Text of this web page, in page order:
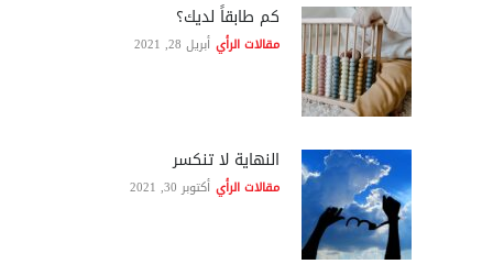
كم طابقاً لديك؟
مقالات الرأي أبريل 28, 2021
النهاية لا تنكسر
مقالات الرأي أكتوبر 30, 2021